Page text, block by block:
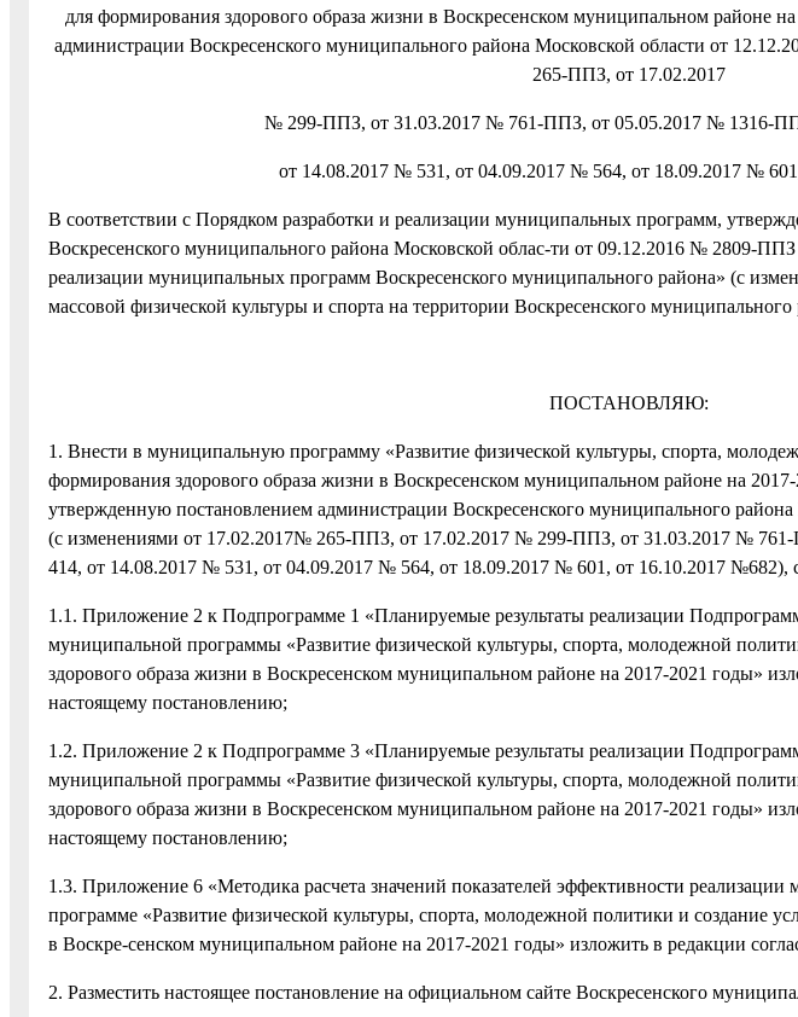
для формирования здорового образа жизни в Воскресенском муниципальном районе
администрации Воскресенского муниципального района Московской области от
265-ППЗ, от 17.02.2017
№ 299-ППЗ, от 31.03.2017 № 761-ППЗ, от 05.05.2017 № 1316-
от 14.08.2017 № 531, от 04.09.2017 № 564, от 18.09.2017 №
В соответствии с Порядком разработки и реализации муниципальных программ,
Воскресенского муниципального района Московской облас-ти от 09.12.2016 № 2809-
реализации муниципальных программ Воскресенского муниципального района» (с
массовой физической культуры и спорта на территории Воскресенского
ПОСТАНОВЛЯЮ:
1. Внести в муниципальную программу «Развитие физической культуры, спорта,
формирования здорового образа жизни в Воскресенском муниципальном районе на
утвержденную постановлением администрации Воскресенского муниципального
(с изменениями от 17.02.2017№ 265-ППЗ, от 17.02.2017 № 299-ППЗ, от 31.03.2017 №
414, от 14.08.2017 № 531, от 04.09.2017 № 564, от 18.09.2017 № 601, от 16.10.2017 №682),
1.1. Приложение 2 к Подпрограмме 1 «Планируемые результаты реализации
муниципальной программы «Развитие физической культуры, спорта, молодежной
здорового образа жизни в Воскресенском муниципальном районе на 2017-2021 годы»
настоящему постановлению;
1.2. Приложение 2 к Подпрограмме 3 «Планируемые результаты реализации
муниципальной программы «Развитие физической культуры, спорта, молодежной
здорового образа жизни в Воскресенском муниципальном районе на 2017-2021 годы»
настоящему постановлению;
1.3. Приложение 6 «Методика расчета значений показателей эффективности
программе «Развитие физической культуры, спорта, молодежной политики и создание
в Воскре-сенском муниципальном районе на 2017-2021 годы» изложить в редакции
2. Разместить настоящее постановление на официальном сайте Воскресенского